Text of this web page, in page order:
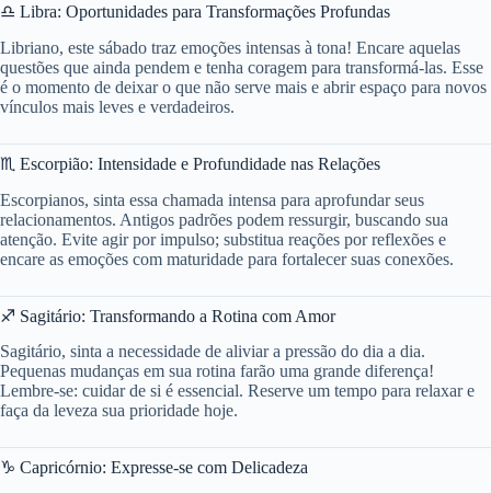
♎ Libra: Oportunidades para Transformações Profundas
Libriano, este sábado traz emoções intensas à tona! Encare aquelas
questões que ainda pendem e tenha coragem para transformá-las. Esse
é o momento de deixar o que não serve mais e abrir espaço para novos
vínculos mais leves e verdadeiros.
♏ Escorpião: Intensidade e Profundidade nas Relações
Escorpianos, sinta essa chamada intensa para aprofundar seus
relacionamentos. Antigos padrões podem ressurgir, buscando sua
atenção. Evite agir por impulso; substitua reações por reflexões e
encare as emoções com maturidade para fortalecer suas conexões.
♐ Sagitário: Transformando a Rotina com Amor
Sagitário, sinta a necessidade de aliviar a pressão do dia a dia.
Pequenas mudanças em sua rotina farão uma grande diferença!
Lembre-se: cuidar de si é essencial. Reserve um tempo para relaxar e
faça da leveza sua prioridade hoje.
♑ Capricórnio: Expresse-se com Delicadeza